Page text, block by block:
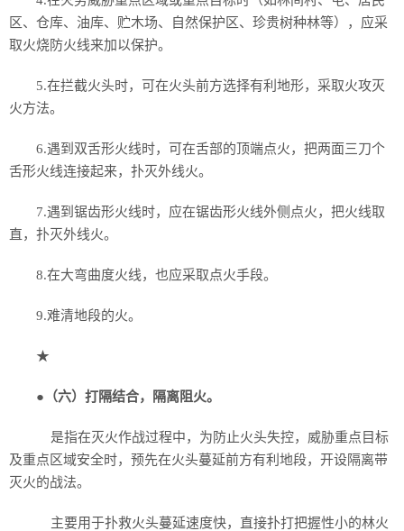
区、仓库、油库、贮木场、自然保护区、珍贵树种林等），应采
取火烧防火线来加以保护。
5.在拦截火头时，可在火头前方选择有利地形，采取火攻灭
火方法。
6.遇到双舌形火线时，可在舌部的顶端点火，把两面三刀个
舌形火线连接起来，扑灭外线火。
7.遇到锯齿形火线时，应在锯齿形火线外侧点火，把火线取
直，扑灭外线火。
8.在大弯曲度火线，也应采取点火手段。
9.难清地段的火。
★
● （六）打隔结合，隔离阻火。
是指在灭火作战过程中，为防止火头失控，威胁重点目标
及重点区域安全时，预先在火头蔓延前方有利地段，开设隔离带
灭火的战法。
主要用于扑救火头蔓延速度快，直接扑打把握性小的林火